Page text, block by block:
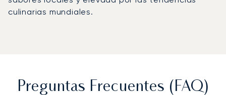
culinarias mundiales.
Preguntas Frecuentes (FAQ)